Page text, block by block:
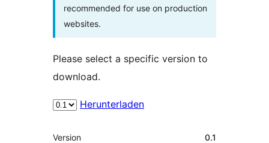
recommended for use on production
websites.
Please select a specific version to
download.
Herunterladen
Meta
Version 0.1